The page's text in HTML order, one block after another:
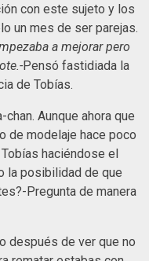
con este sujeto y los
un mes de ser parejas.
a mejorar pero
Pensó fastidiada la
de Tobías.
Aunque ahora que
de modelaje hace poco
haciéndose el
la posibilidad de que
Pregunta de manera
después de ver que no